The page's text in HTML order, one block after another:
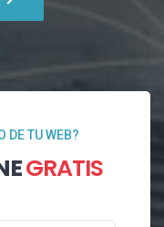
DE TU WEB?
GRATIS